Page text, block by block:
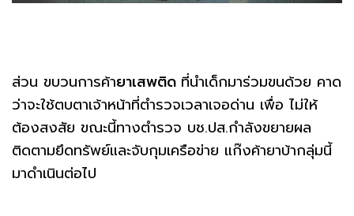
ส่วน ขบวนการค้ายาเสพติด ที่นำเด็กมาร่วมขนด้วย คาด
ว่าจะใช้ตบตาเจ้าหน้าที่ตำรวจเวลาเจอด่าน เพื่อ ไม่ให้
ต้องสงสัย ขณะนี้ทางตำรวจ บช.ปส.กำลังขยายผล
ติดตามยึดทรัพย์และจับกุมเครือข่าย แก๊งค้ายาบ้ากลุ่มนี้
มาดำเนินต่อไป